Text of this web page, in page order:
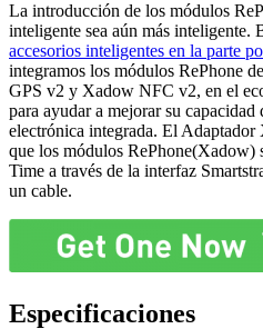
La introducción de los módulos
inteligente sea aún más inteligente.
accesorios inteligentes en la parte
integramos los módulos RePhone
GPS v2 y Xadow NFC v2, en el
para ayudar a mejorar su capacidad
electrónica integrada. El
que los módulos RePhone(Xadow)
Time a través de la interfaz
un cable.
Especificaciones